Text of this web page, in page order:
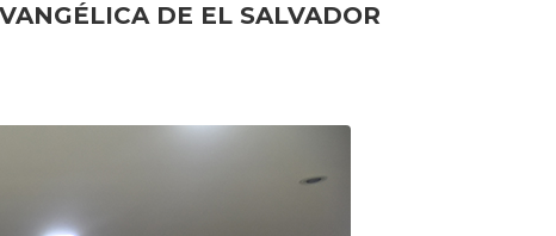
DE EL SALVADOR